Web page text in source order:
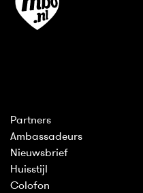
Partners
Ambassadeurs
Nieuwsbrief
Huisstijl
Colofon